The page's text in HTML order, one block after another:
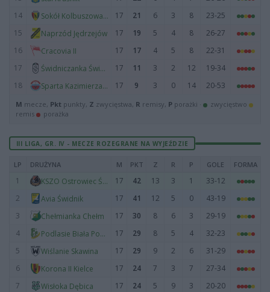
14
Sokół Kolbuszowa Dolna 17 21 6 3 8
23-25
15
Naprzód Jędrzejów 17 19 5 4 8
26-27
16
Cracovia II 17 17 4 5 8
22-31
17
Świdniczanka Świdnik 17 11 3 2 12
19-34
18
Sparta Kazimierza Wielka 17 9 3 0 14 20-53
M mecze, Pkt punkty, Z zwycięstwa, R remisy, P porażki ·
zwycięstwo
remis
porażka
III LIGA, GR. IV - MECZE ROZEGRANE NA WYJEŹDZIE
LP DRUŻYNA M PKT Z R P GOLE FORMA
1 KSZO Ostrowiec Świętokrzyski 17 42 13 3 1
33-12
2
Avia Świdnik 17 41 12 5 0
43-19
3
Chełmianka Chełm 17 30 8 6 3
29-19
4
Podlasie Biała Podlaska 17 29 8 5 4
32-23
5
Wiślanie Skawina 17 29 9 2 6
31-29
6
Korona II Kielce 17 24 7 3 7
27-34
7
Wisłoka Dębica 17 24 5 9 3
20-20